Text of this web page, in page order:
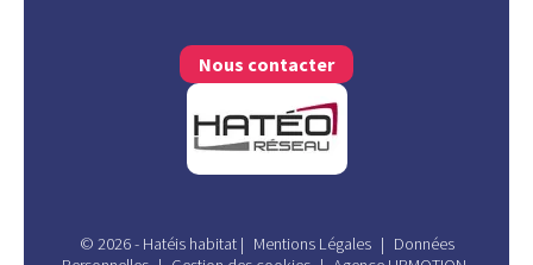
Nous contacter
© 2026 - Hatéis habitat| Mentions Légales | Données